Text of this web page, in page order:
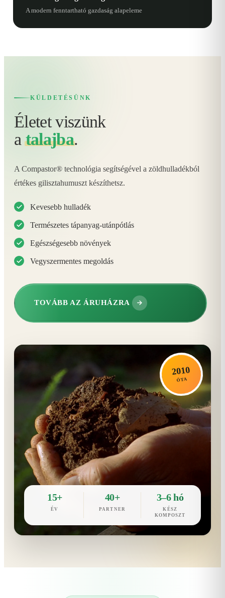
A modern fenntartható gazdaság alapeleme
KÜLDETÉSÜNK
Életet viszünk
atalajba.
A Compastor® technológia segítségével a zöldhulladékból
értékes gilisztahumuszt készíthetsz.
Kevesebb hulladék
Természetes tápanyag-utánpótlás
Egészségesebb növények
Vegyszermentes megoldás
TOVÁBB AZ ÁRUHÁZRA
2010
ÓTA
15+
ÉV
40+
PARTNER
3–6 hó
KÉSZ
KOMPOSZT